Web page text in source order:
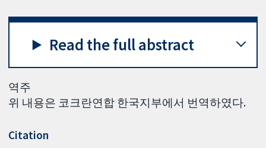
Read the full abstract
역주
위 내용은 코크란연합 한국지부에서 번역하였다.
Citation